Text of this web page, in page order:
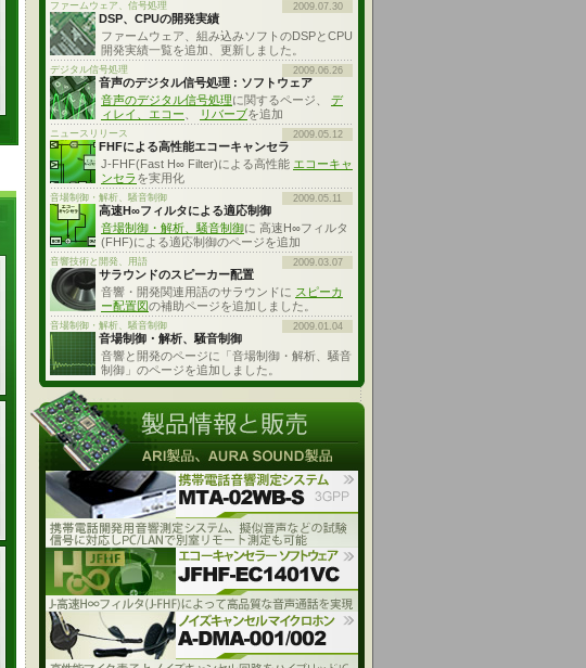
ファームウェア、信号処理 2009.07.30
DSP、CPUの開発実績
ファームウェア、組み込みソフトのDSPとCPU
開発実績一覧を追加、更新しました。
デジタル信号処理 2009.06.26
音声のデジタル信号処理 : ソフトウェア
音声のデジタル信号処理に関するページ、 デ
ィレイ、エコー
リバーブを追加
ニュースリリース 2009.05.12
FHFによる高性能エコーキャンセラ
J-FHF(Fast H∞ Filter)による高性能 エコーキャ
ンセラ を実用化
音場制御・解析、騒音制御 2009.05.11
高速H∞フィルタによる適応制御
音場制御・解析、騒音制御に 高速H∞フィルタ
(FHF)による適応制御のページを追加
音響技術と開発、用語 2009.03.07
サラウンドのスピーカー配置
音響・開発関連用語のサラウンドに スピーカ
ー配置図の補助ページを追加しました。
音場制御・解析、騒音制御 2009.01.04
音場制御・解析、騒音制御
音響と開発のページに「音場制御・解析、騒音
制御」のページを追加しました。